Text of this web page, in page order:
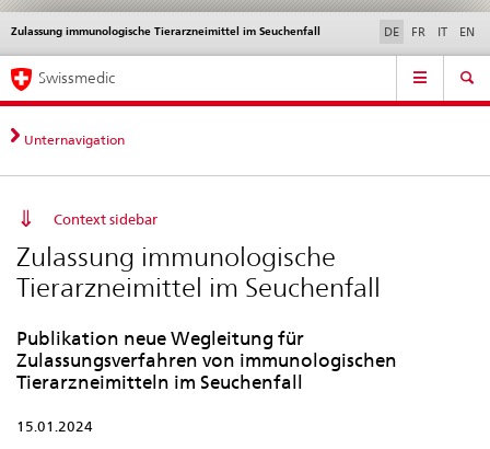
Direktnavigation
News,
Rechtsgrundlagen,
Kontakt
News & Updates Kontakt | Support & Hilfe
Zulassung immunologische Tierarzneimittel im Seuchenfall
Sprachwahl DE FR IT EN
Service
Hauptnavigation
Swissmedic
Unternavigation
Context sidebar
Zulassung immunologische
Tierarzneimittel im Seuchenfall
Publikation neue Wegleitung für
Zulassungsverfahren von immunologischen
Tierarzneimitteln im Seuchenfall
15.01.2024